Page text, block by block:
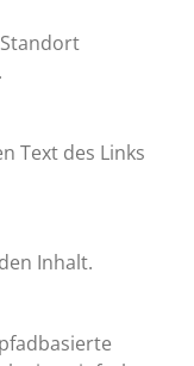
Text des Links
Inhalt.